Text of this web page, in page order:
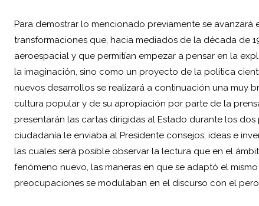
Para demostrar lo mencionado previamente se
transformaciones que, hacia mediados de la década de
aeroespacial y que permitían empezar a pensar en la
la imaginación, sino como un proyecto de la política
nuevos desarrollos se realizará a continuación una muy
cultura popular y de su apropiación por parte de la
presentarán las cartas dirigidas al Estado durante los
ciudadanía le enviaba al Presidente consejos, ideas e
las cuales será posible observar la lectura que en el
fenómeno nuevo, las maneras en que se adaptó el
preocupaciones se modulaban en el discurso con el